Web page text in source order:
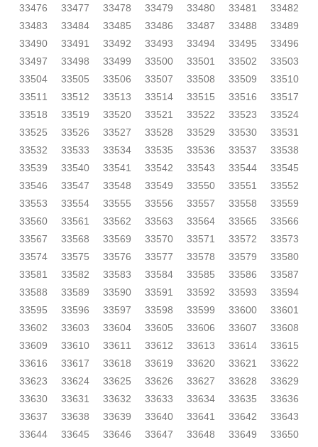
33476
33477 33478 33479 33480 33481
33482
33483
33484 33485 33486 33487 33488
33489
33490
33491 33492 33493 33494 33495
33496
33497
33498 33499 33500 33501 33502
33503
33504
33505 33506 33507 33508 33509
33510
33511
33512 33513 33514 33515 33516
33517
33518
33519 33520 33521 33522 33523
33524
33525
33526 33527 33528 33529 33530
33531
33532
33533 33534 33535 33536 33537
33538
33539
33540 33541 33542 33543 33544
33545
33546
33547 33548 33549 33550 33551
33552
33553
33554 33555 33556 33557 33558
33559
33560
33561 33562 33563 33564 33565
33566
33567
33568 33569 33570 33571 33572
33573
33574
33575 33576 33577 33578 33579
33580
33581
33582 33583 33584 33585 33586
33587
33588
33589 33590 33591 33592 33593
33594
33595
33596 33597 33598 33599 33600
33601
33602
33603 33604 33605 33606 33607
33608
33609
33610 33611 33612 33613 33614
33615
33616
33617 33618 33619 33620 33621
33622
33623
33624 33625 33626 33627 33628
33629
33630
33631 33632 33633 33634 33635
33636
33637
33638 33639 33640 33641 33642
33643
33644
33645 33646 33647 33648 33649
33650